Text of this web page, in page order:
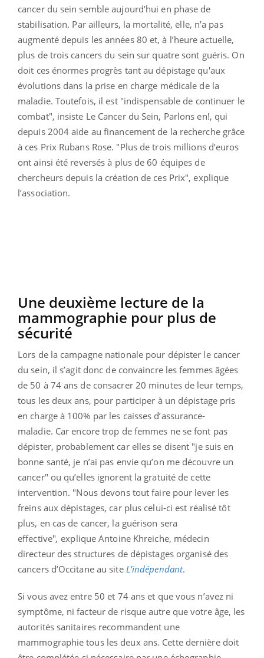
cancer du sein semble aujourd’hui en phase de
stabilisation. Par ailleurs, la mortalité, elle, n’a pas
augmenté depuis les années 80 et, à l’heure actuelle,
plus de trois cancers du sein sur quatre sont guéris. On
doit ces énormes progrès tant au dépistage qu'aux
évolutions dans la prise en charge médicale de la
maladie. Toutefois, il est "indispensable de continuer le
combat", insiste Le Cancer du Sein, Parlons en!, qui
depuis 2004 aide au financement de la recherche grâce
à ces Prix Rubans Rose. "Plus de trois millions d’euros
ont ainsi été reversés à plus de 60 équipes de
chercheurs depuis la création de ces Prix", explique
l’association.
Une deuxième lecture de la
mammographie pour plus de
sécurité
Lors de la campagne nationale pour dépister le cancer
du sein, il s’agit donc de convaincre les femmes âgées
de 50 à 74 ans de consacrer 20 minutes de leur temps,
tous les deux ans, pour participer à un dépistage pris
en charge à 100% par les caisses d’assurance-
maladie. Car encore trop de femmes ne se font pas
dépister, probablement car elles se disent "je suis en
bonne santé, je n’ai pas envie qu’on me découvre un
cancer" ou qu’elles ignorent la gratuité de cette
intervention. "Nous devons tout faire pour lever les
freins aux dépistages, car plus celui-ci est réalisé tôt
plus, en cas de cancer, la guérison sera
effective", explique Antoine Khreiche, médecin
directeur des structures de dépistages organisé des
cancers d’Occitane au site L’indépendant.
Si vous avez entre 50 et 74 ans et que vous n’avez ni
symptôme, ni facteur de risque autre que votre âge, les
autorités sanitaires recommandent une
mammographie tous les deux ans. Cette dernière doit